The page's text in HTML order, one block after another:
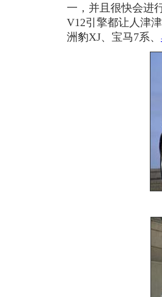
一，并且很快会进
V12引擎都让人津
洲豹XJ、宝马7系、